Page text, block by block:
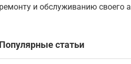
ремонту и обслуживанию своего
Популярные статьи